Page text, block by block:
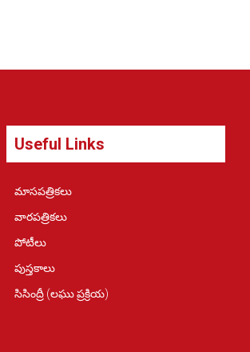
Useful Links
మాసపత్రికలు
వారపత్రికలు
పోటీలు
పుస్తకాలు
సిసింద్రీ (లఘు ప్రక్రియ)